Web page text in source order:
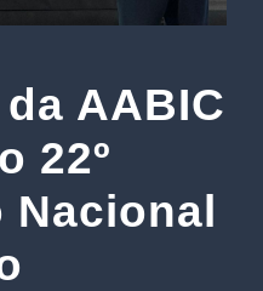
AABIC
22º